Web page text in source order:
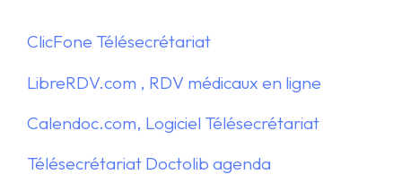
ClicFone Télésecrétariat
LibreRDV.com , RDV médicaux en ligne
Calendoc.com, Logiciel Télésecrétariat
Télésecrétariat Doctolib agenda